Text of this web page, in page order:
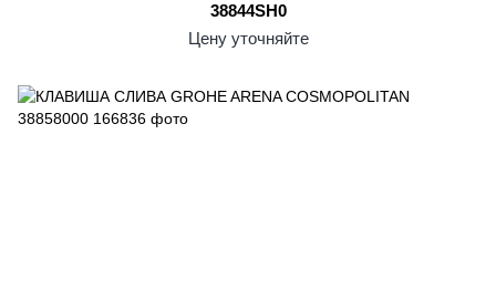
38844SH0
Цену уточняйте